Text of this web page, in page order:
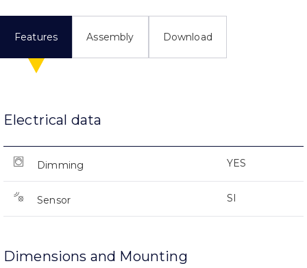
Features Assembly Download
Electrical data
Dimming YES
Sensor SI
Dimensions and Mounting